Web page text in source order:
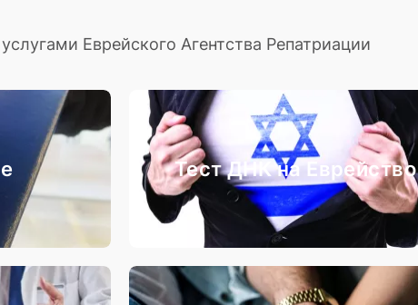
Еврейского Агентства Репатриации
Тест ДНК на Еврейство